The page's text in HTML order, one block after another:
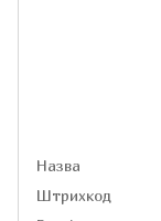
Назва
Штрихкод